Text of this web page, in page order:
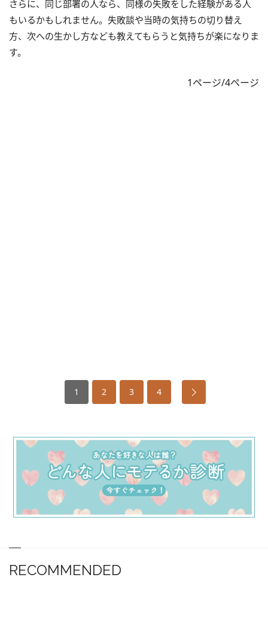
さらに、同じ部署の人なら、同様の失敗をした経験がある人
もいるかもしれません。失敗談や当時の気持ちの切り替え
方、次への生かし方なども教えてもらうと気持ちが楽になりま
す。
1ページ/4ページ
1 2 3 4
RECOMMENDED